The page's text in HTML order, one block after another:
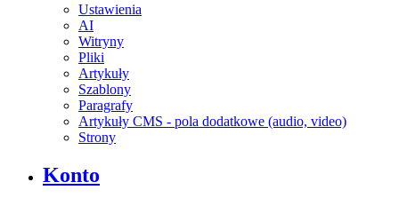
Ustawienia
AI
Witryny
Pliki
Artykuły
Szablony
Paragrafy
Artykuły CMS - pola dodatkowe (audio, video)
Strony
Konto